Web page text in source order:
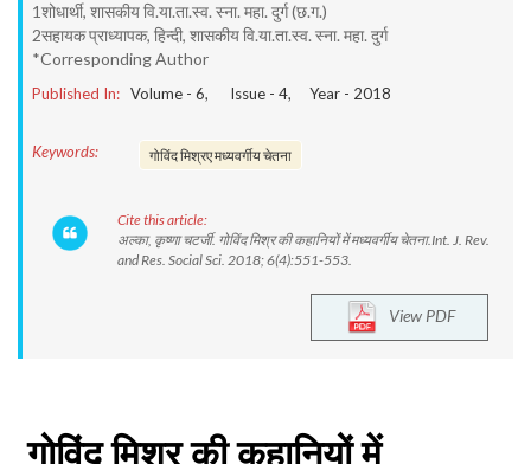
1शोधार्थी, शासकीय वि.या.ता.स्व. स्ना. महा. दुर्ग (छ.ग.)
2सहायक प्राध्यापक, हिन्दी, शासकीय वि.या.ता.स्व. स्ना. महा. दुर्ग
*Corresponding Author
Published In: Volume - 6, Issue - 4, Year - 2018
Keywords: गोविंद मिश्रए मध्यवर्गीय चेतना
Cite this article:
अल्का, कृष्णा चटर्जी. गोविंद मिश्र की कहानियों में मध्यवर्गीय चेतना.Int. J. Rev.
and Res. Social Sci. 2018; 6(4):551-553.
View PDF